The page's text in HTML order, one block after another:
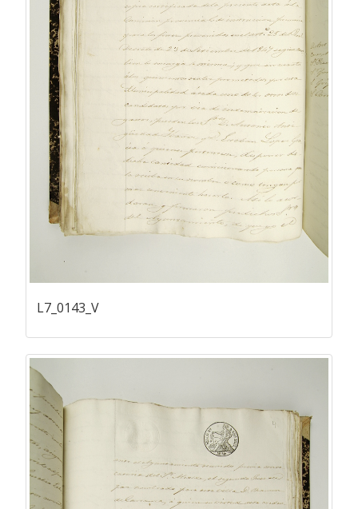
L7_0143_V